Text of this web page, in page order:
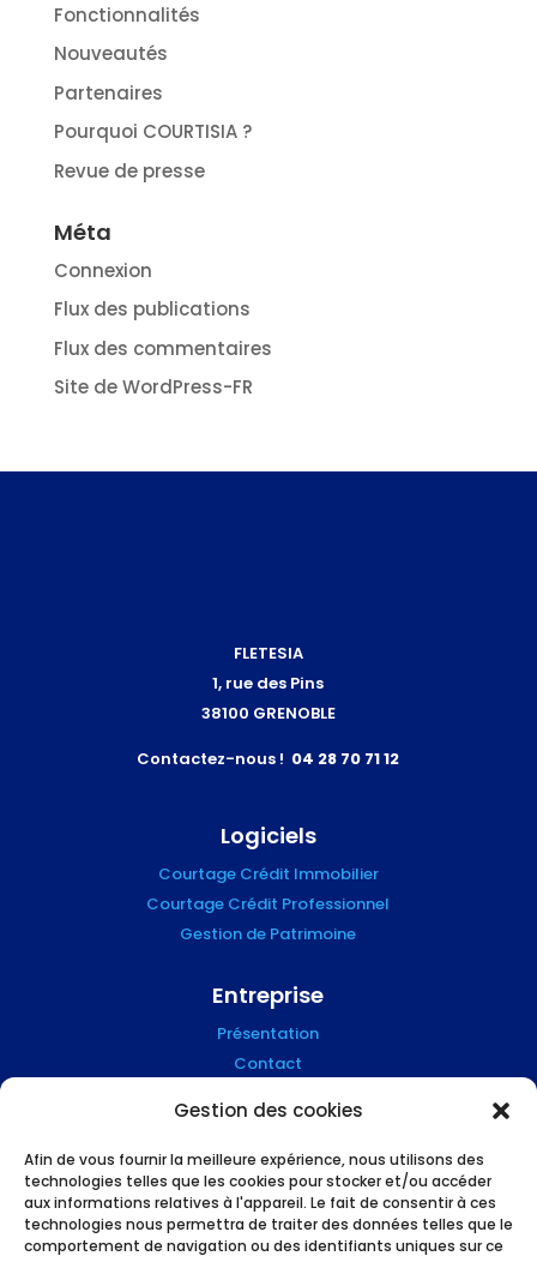
Gestion des cookies
Afin de vous fournir la meilleure expérience, nous utilisons des
technologies telles que les cookies pour stocker et/ou accéder
aux informations relatives à l'appareil. Le fait de consentir à ces
technologies nous permettra de traiter des données telles que le
comportement de navigation ou des identifiants uniques sur ce
Fonctionnalités
Nouveautés
Partenaires
Pourquoi COURTISIA ?
Revue de presse
Méta
Connexion
Flux des publications
Flux des commentaires
Site de WordPress-FR
FLETESIA
1, rue des Pins
38100 GRENOBLE
Contactez-nous ! 04 28 70 71 12
Logiciels
Courtage Crédit Immobilier
Courtage Crédit Professionnel
Gestion de Patrimoine
Entreprise
Présentation
Contact
Mention Légales
Suivez-nous !